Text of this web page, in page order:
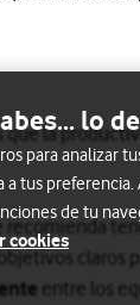
que la
recomienda
claros
entre los
lo
para analizar
tus
de tu
cookies